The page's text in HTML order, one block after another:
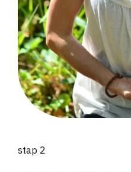
stap 2